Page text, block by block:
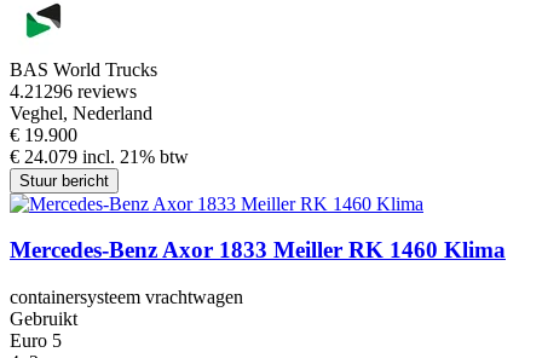
BAS World Trucks
4.21296 reviews
Veghel, Nederland
€ 19.900
€ 24.079 incl. 21% btw
Stuur bericht
Mercedes-Benz Axor 1833 Meiller RK 1460 Klima
containersysteem vrachtwagen
Gebruikt
Euro 5